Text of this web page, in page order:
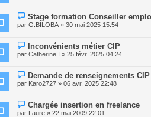
Stage formation Conseiller
par G.BILOBA » 30 mai 2025 15:54
Inconvénients métier CIP
par Catherine I » 25 févr. 2025 04:24
Demande de renseignements
par Karo2727 » 06 avr. 2025 22:48
Chargée insertion en freelance
par Laure » 22 mai 2009 22:01